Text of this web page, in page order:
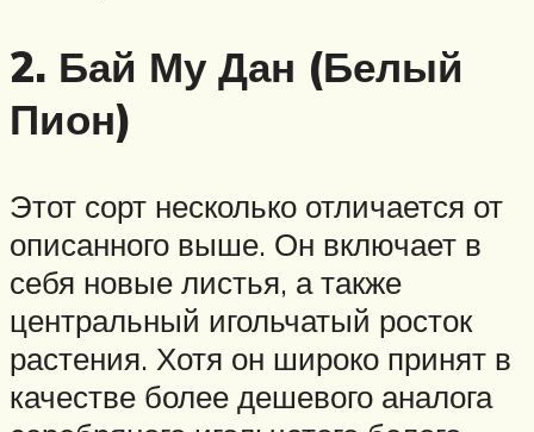
2. Бай Му Дан (Белый
Пион)
Этот сорт несколько отличается от
описанного выше. Он включает в
себя новые листья, а также
центральный игольчатый росток
растения. Хотя он широко принят в
качестве более дешевого аналога